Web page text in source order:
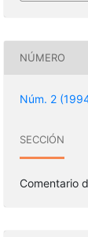
NÚMERO
Núm. 2
SECCIÓN
Comentario